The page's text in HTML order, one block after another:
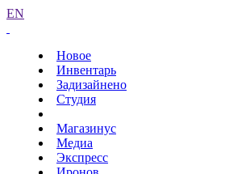
EN
Новое
Инвентарь
Задизайнено
Студия
Магазинус
Медиа
Экспресс